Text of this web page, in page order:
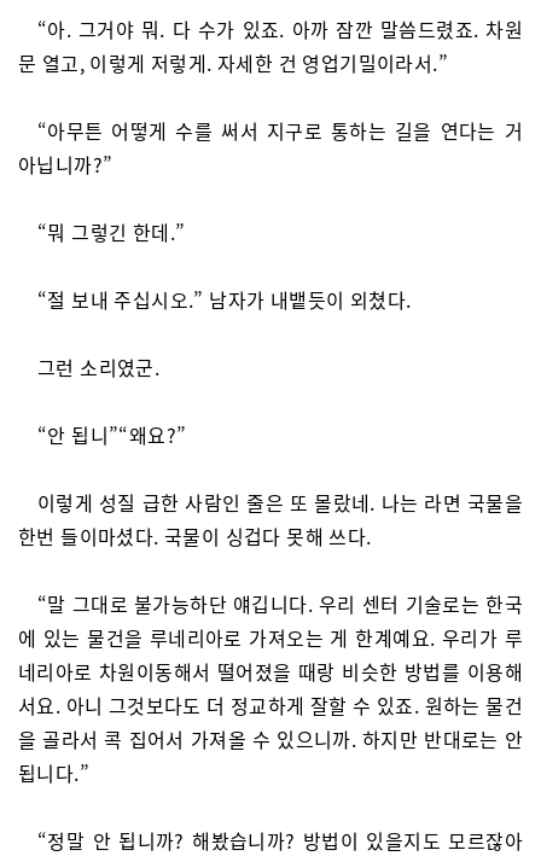
“아. 그거야 뭐. 다 수가 있죠. 아까 잠깐 말씀드렸죠. 차원
문 열고, 이렇게 저렇게. 자세한 건 영업기밀이라서.”
“아무튼 어떻게 수를 써서 지구로 통하는 길을 연다는 거
아닙니까?”
“뭐 그렇긴 한데.”
“절 보내 주십시오.” 남자가 내뱉듯이 외쳤다.
그런 소리였군.
“안 됩니”“왜요?”
이렇게 성질 급한 사람인 줄은 또 몰랐네. 나는 라면 국물을
한번 들이마셨다. 국물이 싱겁다 못해 쓰다.
“말 그대로 불가능하단 얘깁니다. 우리 센터 기술로는 한국
에 있는 물건을 루네리아로 가져오는 게 한계예요. 우리가 루
네리아로 차원이동해서 떨어졌을 때랑 비슷한 방법를 이용해
서요. 아니 그것보다도 더 정교하게 잘할 수 있죠. 원하는 물건
을 골라서 콕 집어서 가져올 수 있으니까. 하지만 반대로는 안
됩니다.”
“정말 안 됩니까? 해봤습니까? 방법이 있을지도 모르잖아